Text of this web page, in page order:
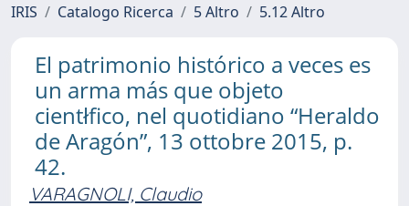
IRIS Catalogo Ricerca 5 Altro 5.12 Altro
El patrimonio histórico a veces es
un arma más que objeto
cientłfico, nel quotidiano “Heraldo
de Aragón”, 13 ottobre 2015, p.
42.
VARAGNOLI, Claudio